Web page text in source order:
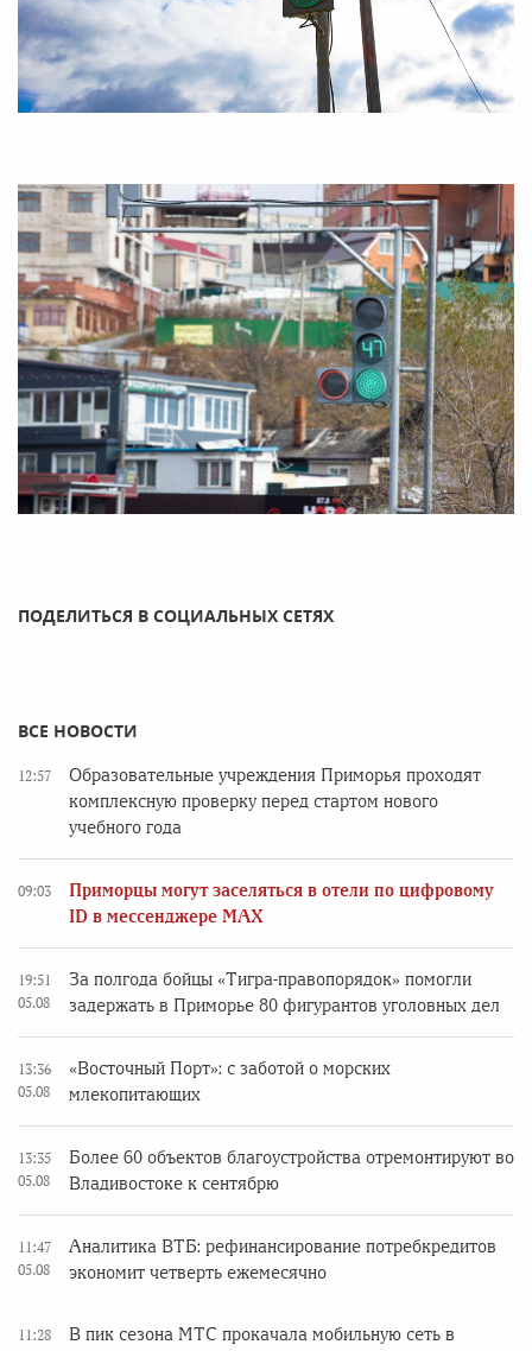
ПОДЕЛИТЬСЯ В СОЦИАЛЬНЫХ СЕТЯХ
ВСЕ НОВОСТИ
12:57
Образовательные учреждения Приморья проходят
комплексную проверку перед стартом нового
учебного года
09:03
Приморцы могут заселяться в отели по цифровому
ID в мессенджере MAX
19:51
05.08
За полгода бойцы «Тигра-правопорядок» помогли
задержать в Приморье 80 фигурантов уголовных дел
13:36
05.08
«Восточный Порт»: с заботой о морских
млекопитающих
13:35
05.08
Более 60 объектов благоустройства отремонтируют во
Владивостоке к сентябрю
11:47
05.08
Аналитика ВТБ: рефинансирование потребкредитов
экономит четверть ежемесячно
11:28
В пик сезона МТС прокачала мобильную сеть в